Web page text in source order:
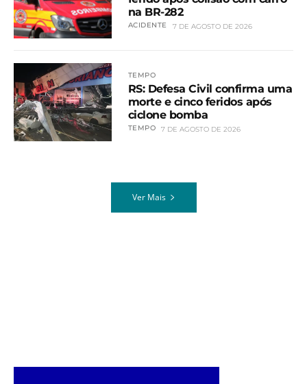
na BR-282
ACIDENTE 7 DE AGOSTO DE 2026
TEMPO
RS: Defesa Civil confirma uma
morte e cinco feridos após
ciclone bomba
TEMPO 7 DE AGOSTO DE 2026
Ver Mais